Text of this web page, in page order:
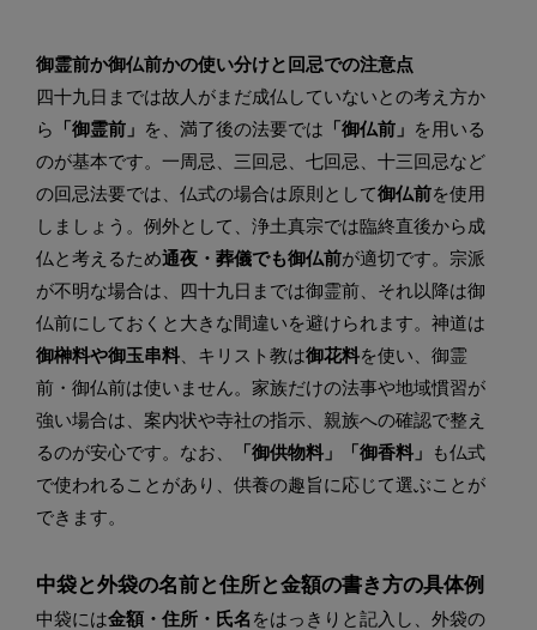
御霊前か御仏前かの使い分けと回忌での注意点
四十九日までは故人がまだ成仏していないとの考え方か
ら
「御霊前」 を、満了後の法要では 「御仏前」
を用いる
のが基本です。一周忌、三回忌、七回忌、十三回忌など
の回忌法要では、仏式の場合は原則として御仏前を使用
しましょう。例外として、浄土真宗では臨終直後から成
仏と考えるため通夜・葬儀でも御仏前が適切です。宗派
が不明な場合は、四十九日までは御霊前、それ以降は御
仏前にしておくと大きな間違いを避けられます。神道は
御榊料や御玉串料 、キリスト教は御花料を使い、御霊
前・御仏前は使いません。家族だけの法事や地域慣習が
強い場合は、案内状や寺社の指示、親族への確認で整え
るのが安心です。なお、
「御供物料」「御香料」
も仏式
で使われることがあり、供養の趣旨に応じて選ぶことが
できます。
中袋と外袋の名前と住所と金額の書き方の具体例
中袋には金額・住所・氏名 をはっきりと記入し、外袋の